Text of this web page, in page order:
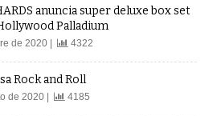
anuncia super deluxe box set
Palladium
de 2020 | 4322
Rock and Roll
de 2020 | 4185